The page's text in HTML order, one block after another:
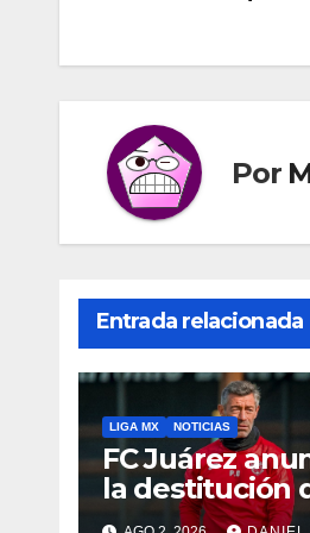
Por
Entrada relacionada
LIGA MX NOTICIAS
FC Juárez
la destitución
Pedro